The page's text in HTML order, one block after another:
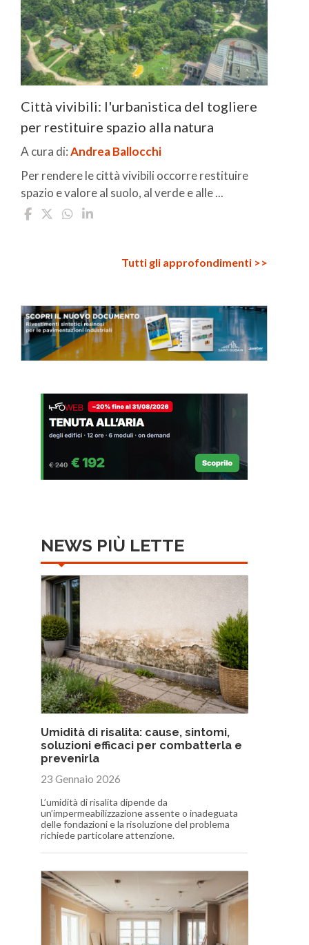
Città vivibili: l'urbanistica del togliere
per restituire spazio alla natura
A cura di:Andrea Ballocchi
Per rendere le città vivibili occorre restituire
spazio e valore al suolo, al verde e alle ...
Tutti gli approfondimenti >>
NEWS PIÙ LETTE
Umidità di risalita: cause, sintomi,
soluzioni efficaci per combatterla e
prevenirla
23 Gennaio 2026
L’umidità di risalita dipende da
un’impermeabilizzazione assente o inadeguata
delle fondazioni e la risoluzione del problema
richiede particolare attenzione.